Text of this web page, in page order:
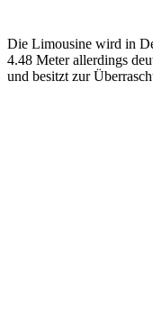
Die Limousine wird in
4.48 Meter allerdings
und besitzt zur